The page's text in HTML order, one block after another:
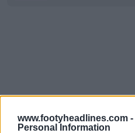
www.footyheadlines.com -
Personal Information